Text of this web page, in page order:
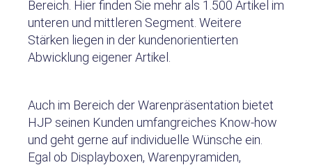
Bereich. Hier finden Sie mehr als 1.500 Artikel im
unteren und mittleren Segment. Weitere
Stärken liegen in der kundenorientierten
Abwicklung eigener Artikel.
Auch im Bereich der Warenpräsentation bietet
HJP seinen Kunden umfangreiches Know-how
und geht gerne auf individuelle Wünsche ein.
Egal ob Displayboxen, Warenpyramiden,